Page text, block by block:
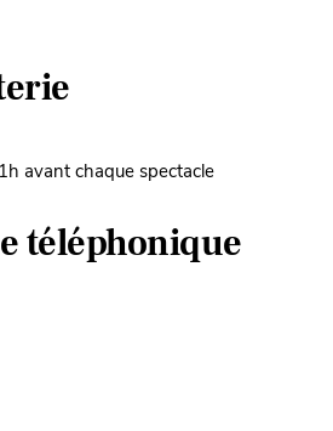
avant chaque spectacle
téléphonique